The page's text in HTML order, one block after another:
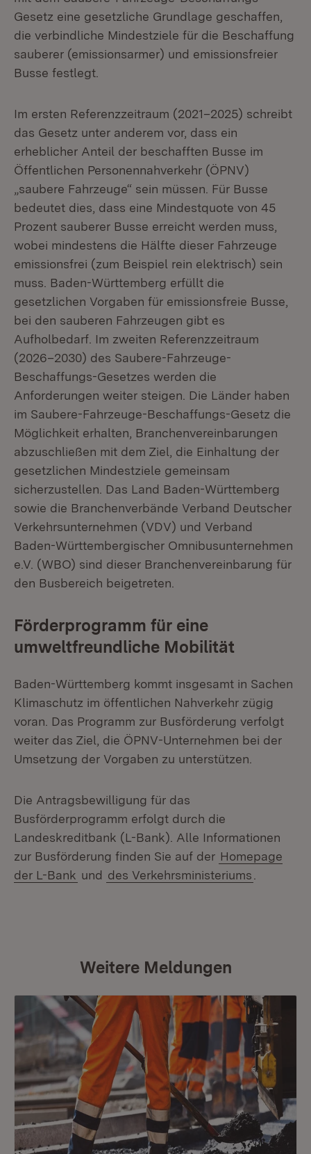
Gesetz eine gesetzliche Grundlage geschaffen,
die verbindliche Mindestziele für die Beschaffung
sauberer (emissionsarmer) und emissionsfreier
Busse festlegt.
Im ersten Referenzzeitraum (2021–2025) schreibt
das Gesetz unter anderem vor, dass ein
erheblicher Anteil der beschafften Busse im
Öffentlichen Personennahverkehr (ÖPNV)
„saubere Fahrzeuge“ sein müssen. Für Busse
bedeutet dies, dass eine Mindestquote von 45
Prozent sauberer Busse erreicht werden muss,
wobei mindestens die Hälfte dieser Fahrzeuge
emissionsfrei (zum Beispiel rein elektrisch) sein
muss. Baden-Württemberg erfüllt die
gesetzlichen Vorgaben für emissionsfreie Busse,
bei den sauberen Fahrzeugen gibt es
Aufholbedarf. Im zweiten Referenzzeitraum
(2026–2030) des Saubere-Fahrzeuge-
Beschaffungs-Gesetzes werden die
Anforderungen weiter steigen. Die Länder haben
im Saubere-Fahrzeuge-Beschaffungs-Gesetz die
Möglichkeit erhalten, Branchenvereinbarungen
abzuschließen mit dem Ziel, die Einhaltung der
gesetzlichen Mindestziele gemeinsam
sicherzustellen. Das Land Baden-Württemberg
sowie die Branchenverbände Verband Deutscher
Verkehrsunternehmen (VDV) und Verband
Baden-Württembergischer Omnibusunternehmen
e.V. (WBO) sind dieser Branchenvereinbarung für
den Busbereich beigetreten.
Förderprogramm für eine
umweltfreundliche Mobilität
Baden-Württemberg kommt insgesamt in Sachen
Klimaschutz im öffentlichen Nahverkehr zügig
voran. Das Programm zur Busförderung verfolgt
weiter das Ziel, die ÖPNV-Unternehmen bei der
Umsetzung der Vorgaben zu unterstützen.
Die Antragsbewilligung für das
Busförderprogramm erfolgt durch die
Landeskreditbank (L-Bank). Alle Informationen
zur Busförderung finden Sie auf der Homepage
der L-Bank und des Verkehrsministeriums
Weitere Meldungen